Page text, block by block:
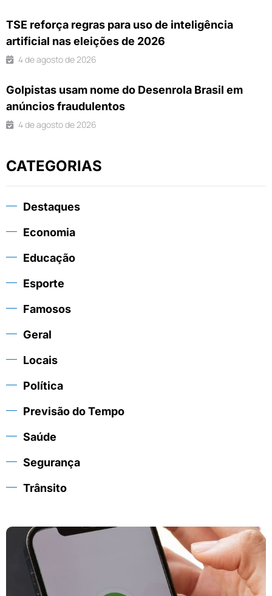
TSE reforça regras para uso de inteligência
artificial nas eleições de 2026
4 de agosto de 2026
Golpistas usam nome do Desenrola Brasil em
anúncios fraudulentos
4 de agosto de 2026
CATEGORIAS
Destaques
Economia
Educação
Esporte
Famosos
Geral
Locais
Política
Previsão do Tempo
Saúde
Segurança
Trânsito